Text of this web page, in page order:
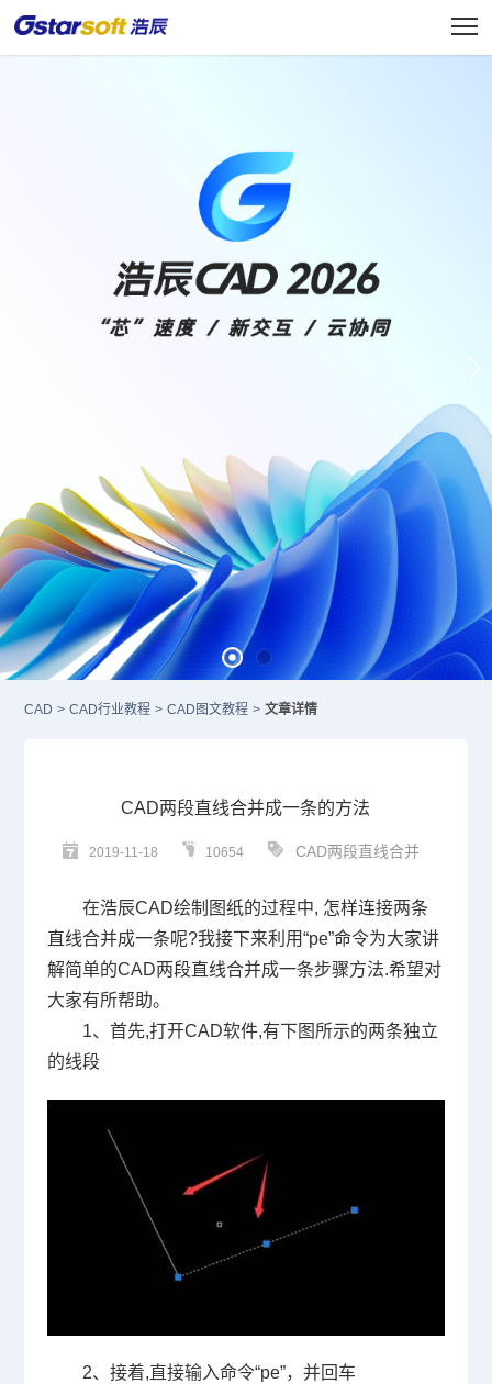
CAD > CAD行业教程 > CAD图文教程 > 文章详情
CAD两段直线合并成一条的方法
2019-11-18 10654 CAD两段直线合并
在浩辰CAD绘制图纸的过程中, 怎样连接两条
直线合并成一条呢?我接下来利用“pe”命令为大家讲
解简单的CAD两段直线合并成一条步骤方法.希望对
大家有所帮助。
1、首先,打开CAD软件,有下图所示的两条独立
的线段
2、接着,直接输入命令“pe”，并回车